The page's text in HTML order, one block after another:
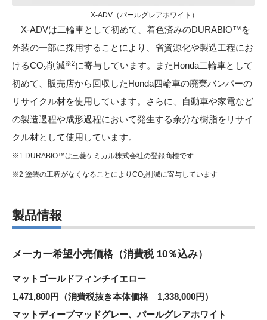
X-ADV（パールグレアホワイト）
X-ADVは二輪車として初めて、着色済みのDURABIO™を
外装の一部に採用することにより、省資源化や製造工程にお
けるCO2削減※2に寄与しています。またHonda二輪車として
初めて、販売店から回収したHonda四輪車の廃棄バンパーの
リサイクル材を使用しています。さらに、自動車や家電など
の製造過程や成形過程において発生する余分な樹脂をリサイ
クル材として使用しています。
※1 DURABIO™は三菱ケミカル株式会社の登録商標です
※2 塗装の工程がなくなることによりCO2削減に寄与しています
製品情報
メーカー希望小売価格 （消費税 10％込み）
マットゴールドフィンチイエロー
1,471,800円（消費税抜き本体価格 1,338,000円）
マットディープマッドグレー、パールグレアホワイト